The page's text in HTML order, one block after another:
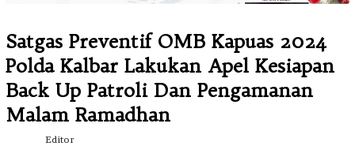
Satgas Preventif OMB Kapuas 2024
Polda Kalbar Lakukan Apel Kesiapan
Back Up Patroli Dan Pengamanan
Malam Ramadhan
Editor